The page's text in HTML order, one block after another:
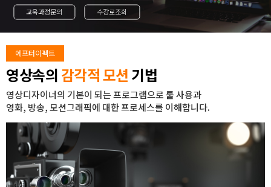
디자인단과과정
게임과정
자격증과정
커뮤니티
취업패키지
교육과정문의 수강료조회
에프터이펙트
영상속의 감각적 모션 기법
영상디자이너의 기본이 되는 프로그램으로 툴 사용과
영화, 방송, 모션그래픽에 대한 프로세스를 이해합니다.